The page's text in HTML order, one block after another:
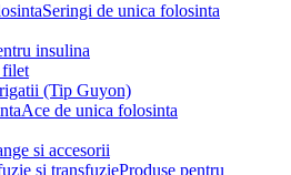
Seringi de unica folosinta
insulina
filet
(Tip Guyon)
Ace de unica folosinta
si accesorii
Produse pentru